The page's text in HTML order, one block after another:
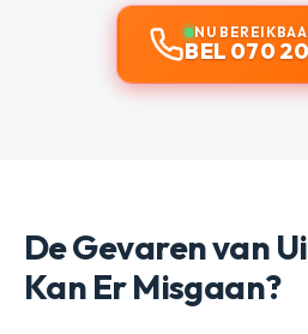
NU
BEL 070
De Gevaren van
Kan Er Misgaan?